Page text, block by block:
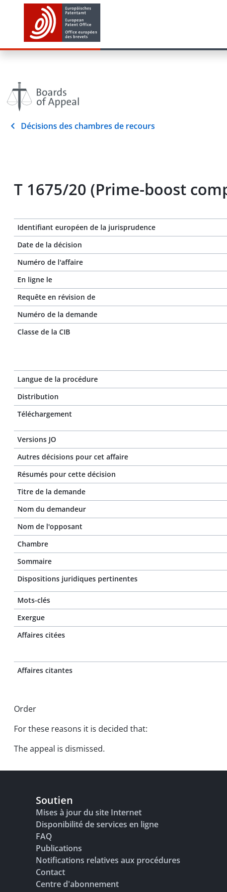
Décisions des chambres de recours
T 1675/20 (Prime-boost
Identifiant européen de la jurisprudence
Date de la décision
Numéro de l'affaire
En ligne le
Requête en révision de
Numéro de la demande
Classe de la CIB
Langue de la procédure
Distribution
Téléchargement
Versions JO
Autres décisions pour cet affaire
Résumés pour cette décision
Titre de la demande
Nom du demandeur
Nom de l'opposant
Chambre
Sommaire
Dispositions juridiques pertinentes
Mots-clés
Exergue
Affaires citées
Affaires citantes
Order
For these reasons it is decided that:
The appeal is dismissed.
Soutien
Mises à jour du site Internet
Disponibilité de services en ligne
FAQ
Publications
Notifications relatives aux procédures
Contact
Centre d'abonnement